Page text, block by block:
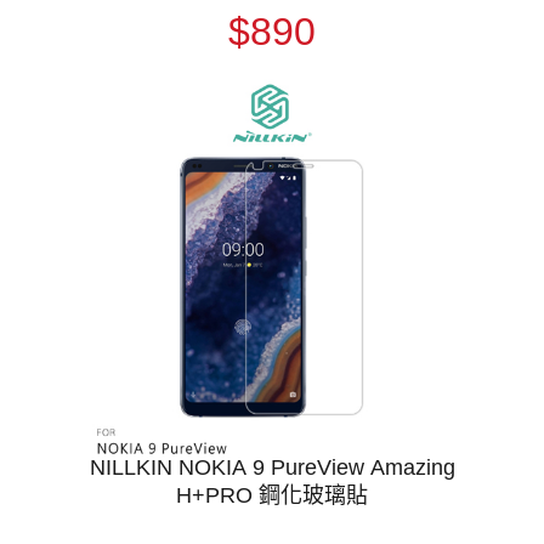
$890
NILLKIN NOKIA 9 PureView Amazing
H+PRO 鋼化玻璃貼